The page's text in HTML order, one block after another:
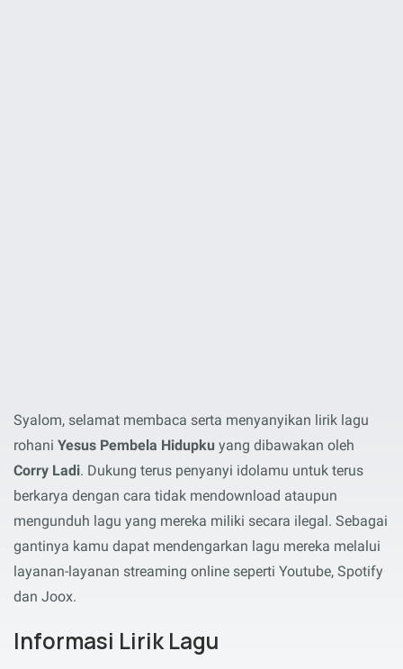
Syalom, selamat membaca serta menyanyikan lirik lagu
rohani Yesus Pembela Hidupku yang dibawakan oleh
Corry Ladi. Dukung terus penyanyi idolamu untuk terus
berkarya dengan cara tidak mendownload ataupun
mengunduh lagu yang mereka miliki secara ilegal. Sebagai
gantinya kamu dapat mendengarkan lagu mereka melalui
layanan-layanan streaming online seperti Youtube, Spotify
dan Joox.
Informasi Lirik Lagu